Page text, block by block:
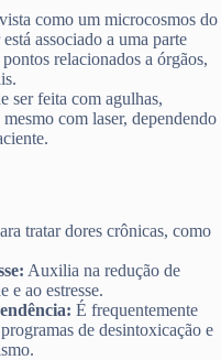
como um microcosmos do
associado a uma parte
relacionados a órgãos,
ser feita com agulhas,
com laser, dependendo
tratar dores crônicas, como
Auxilia na redução de
e ao estresse.
É frequentemente
de desintoxicação e